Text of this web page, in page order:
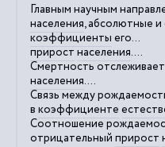
Главным научным
населения, абсолютные
коэффициенты его...
приростнаселения....
Смертность отслеживает
населения....
Связь между
в коэффициенте
Соотношение
отрицательный прирост